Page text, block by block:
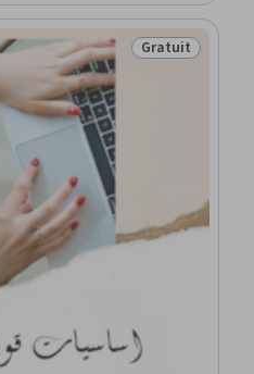
Automatisation, Microsoft
Statut : Gratuit
Gratuit